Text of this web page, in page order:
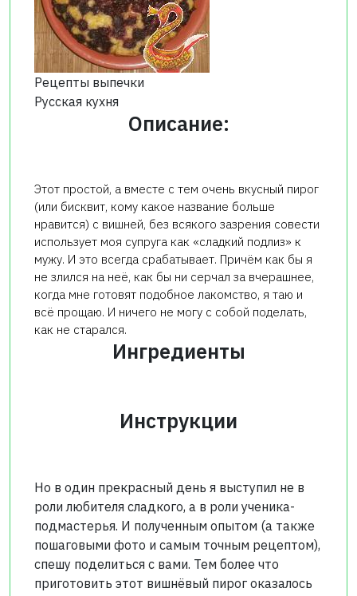
Рецепты выпечки
Русская кухня
Описание:
Этот простой, а вместе с тем очень вкусный пирог
(или бисквит, кому какое название больше
нравится) с вишней, без всякого зазрения совести
использует моя супруга как «сладкий подлиз» к
мужу. И это всегда срабатывает. Причём как бы я
не злился на неё, как бы ни серчал за вчерашнее,
когда мне готовят подобное лакомство, я таю и
всё прощаю. И ничего не могу с собой поделать,
как не старался.
Ингредиенты
Инструкции
Но в один прекрасный день я выступил не в
роли любителя сладкого, а в роли ученика-
подмастерья. И полученным опытом (а также
пошаговыми фото и самым точным рецептом),
спешу поделиться с вами. Тем более что
приготовить этот вишнёвый пирог оказалось